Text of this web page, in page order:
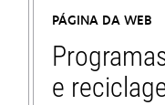
PÁGINA DA WEB
e